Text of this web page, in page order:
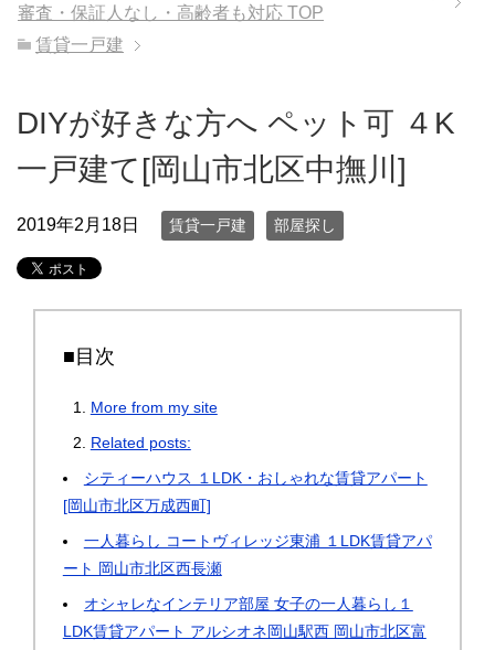
審査・保証人なし・高齢者も対応 TOP
賃貸一戸建
DIYが好きな方へ ペット可 ４K
一戸建て[岡山市北区中撫川]
2019年2月18日 賃貸一戸建 部屋探し
■目次
More from my site
Related posts:
シティーハウス １LDK・おしゃれな賃貸アパート
[岡山市北区万成西町]
一人暮らし コートヴィレッジ東浦 １LDK賃貸アパ
ート 岡山市北区西長瀬
オシャレなインテリア部屋 女子の一人暮らし１
LDK賃貸アパート アルシオネ岡山駅西 岡山市北区富